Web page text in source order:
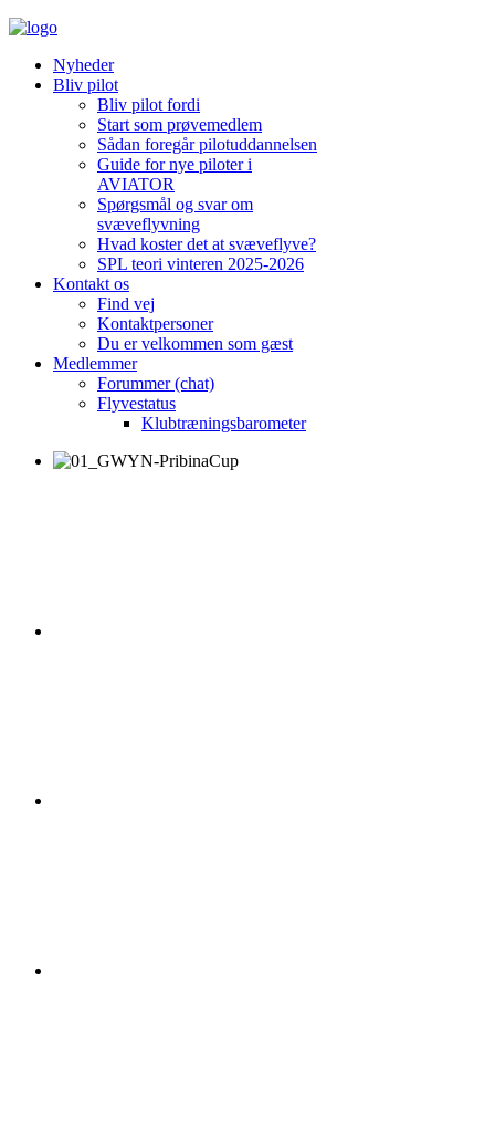
Nyheder
Bliv pilot
Bliv pilot fordi
Start som prøvemedlem
Sådan foregår pilotuddannelsen
Guide for nye piloter i
AVIATOR
Spørgsmål og svar om
svæveflyvning
Hvad koster det at svæveflyve?
SPL teori vinteren 2025-2026
Kontakt os
Find vej
Kontaktpersoner
Du er velkommen som gæst
Medlemmer
Forummer (chat)
Flyvestatus
Klubtræningsbarometer